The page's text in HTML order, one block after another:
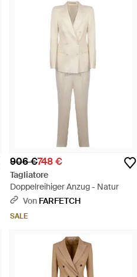
906 €748 €
Tagliatore
Doppelreihiger Anzug - Natur
Von FARFETCH
SALE